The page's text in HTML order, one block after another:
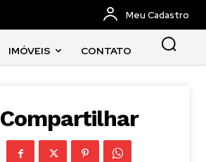
Meu Cadastro
IMÓVEIS CONTATO
Compartilhar